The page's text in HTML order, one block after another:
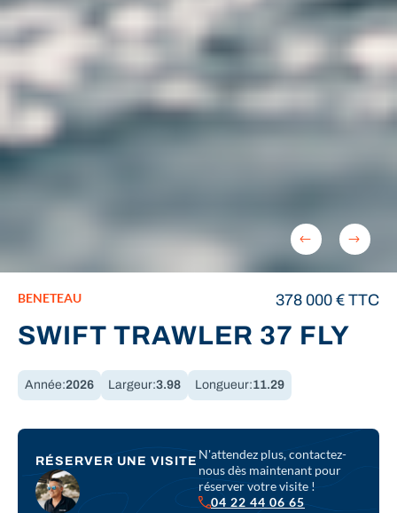
PRÉCÉDENT
BENETEAU 378 000 € TTC
SWIFT TRAWLER 37 FLY
Année:2026 Largeur:3.98 Longueur:11.29
RÉSERVER UNE VISITE N'attendez plus, contactez-
nous dès maintenant pour
réserver votre visite !
04 22 44 06 65